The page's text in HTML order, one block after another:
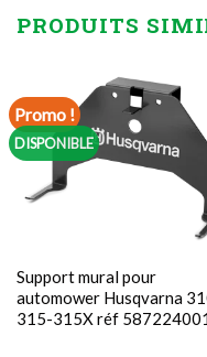
PRODUITS
Promo !
DISPONIBLE
Support mural pour
automower Husqvarna
315-315X réf